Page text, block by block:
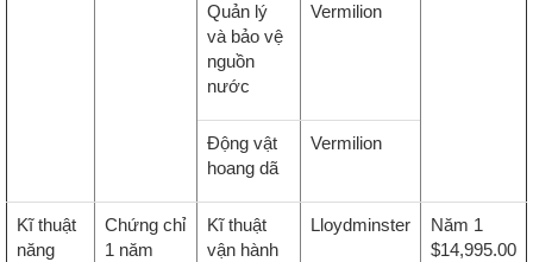
Quản lý
và bảo vệ
nguồn
nước
Vermilion
Động vật
hoang dã
Vermilion
Kĩ thuật
năng
Chứng chỉ
1 năm
Kĩ thuật
vận hành
Lloydminster
Năm 1
$14,995.00